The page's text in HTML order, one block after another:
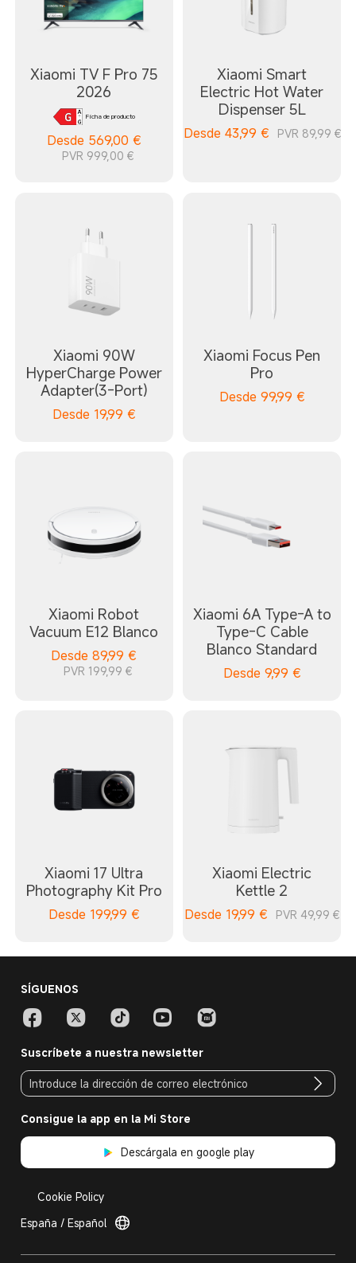
Xiaomi TV F Pro 75
2026
Ficha de producto
Desde 569,00 €
PVR 999,00 €
Xiaomi Smart
Electric Hot Water
Dispenser 5L
Desde 43,99 € PVR 89,99 €
Xiaomi 90W
HyperCharge Power
Adapter(3-Port)
Desde 19,99 €
Xiaomi Focus Pen
Pro
Desde 99,99 €
Xiaomi Robot
Vacuum E12 Blanco
Desde 89,99 €
PVR 199,99 €
Xiaomi 6A Type-A to
Type-C Cable
Blanco Standard
Desde 9,99 €
Xiaomi 17 Ultra
Photography Kit Pro
Desde 199,99 €
Xiaomi Electric
Kettle 2
Desde 19,99 € PVR 49,99 €
SÍGUENOS
Suscríbete a nuestra newsletter
Cookie Policy
España / Español
Consigue la app en la Mi Store
Descárgala en google play